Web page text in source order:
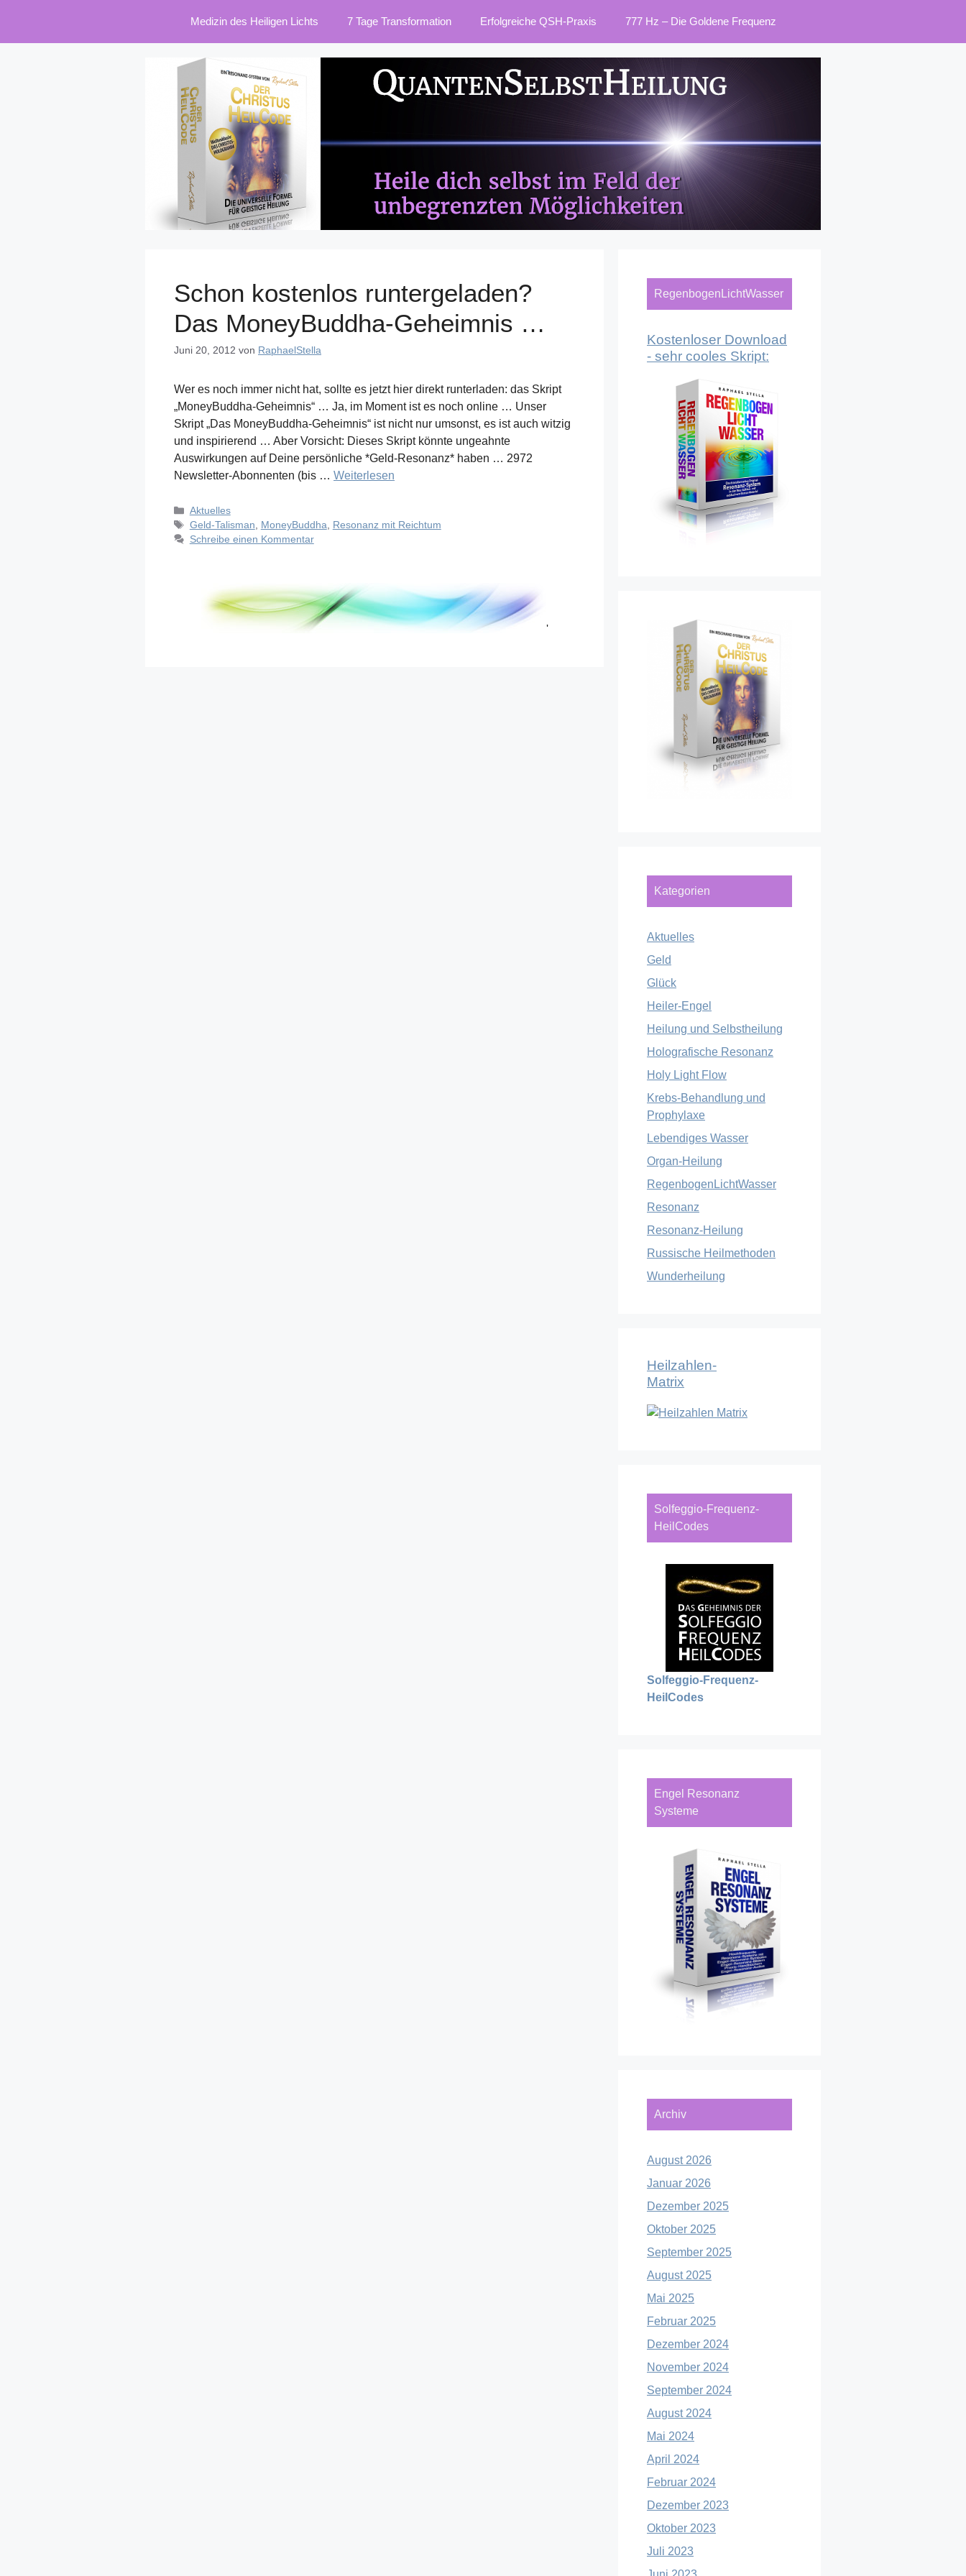
springen
Medizin des Heiligen Lichts 7 Tage Transformation Erfolgreiche QSH-Praxis 777 Hz – Die Goldene Frequenz
Schon kostenlos runtergeladen?
Das MoneyBuddha-Geheimnis …
Juni 20, 2012 von RaphaelStella
Wer es noch immer nicht hat, sollte es jetzt hier direkt runterladen: das Skript
„MoneyBuddha-Geheimnis“ … Ja, im Moment ist es noch online … Unser
Skript „Das MoneyBuddha-Geheimnis“ ist nicht nur umsonst, es ist auch witzig
und inspirierend … Aber Vorsicht: Dieses Skript könnte ungeahnte
Auswirkungen auf Deine persönliche *Geld-Resonanz* haben … 2972
Newsletter-Abonnenten (bis … Weiterlesen
Kategorien
Aktuelles
Schlagwörter
Geld-Talisman MoneyBuddha
Resonanz mit Reichtum
Schreibe einen Kommentar
'
RegenbogenLichtWasser
Kostenloser Download
- sehr cooles Skript:
Kategorien
Aktuelles
Geld
Glück
Heiler-Engel
Heilung und Selbstheilung
Holografische Resonanz
Holy Light Flow
Krebs-Behandlung und
Prophylaxe
Lebendiges Wasser
Organ-Heilung
RegenbogenLichtWasser
Resonanz
Resonanz-Heilung
Russische Heilmethoden
Wunderheilung
Heilzahlen-
Matrix
Solfeggio-Frequenz-
HeilCodes
Solfeggio-Frequenz-
HeilCodes
Engel Resonanz
Systeme
Archiv
August 2026
Januar 2026
Dezember 2025
Oktober 2025
September 2025
August 2025
Mai 2025
Februar 2025
Dezember 2024
November 2024
September 2024
August 2024
Mai 2024
April 2024
Februar 2024
Dezember 2023
Oktober 2023
Juli 2023